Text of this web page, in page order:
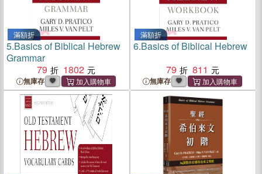
滿額折
5.Basics of Biblical Hebrew
Grammar
79
1802
無庫存
滿額折
6.Basics of Biblical Hebrew
79
811
無庫存